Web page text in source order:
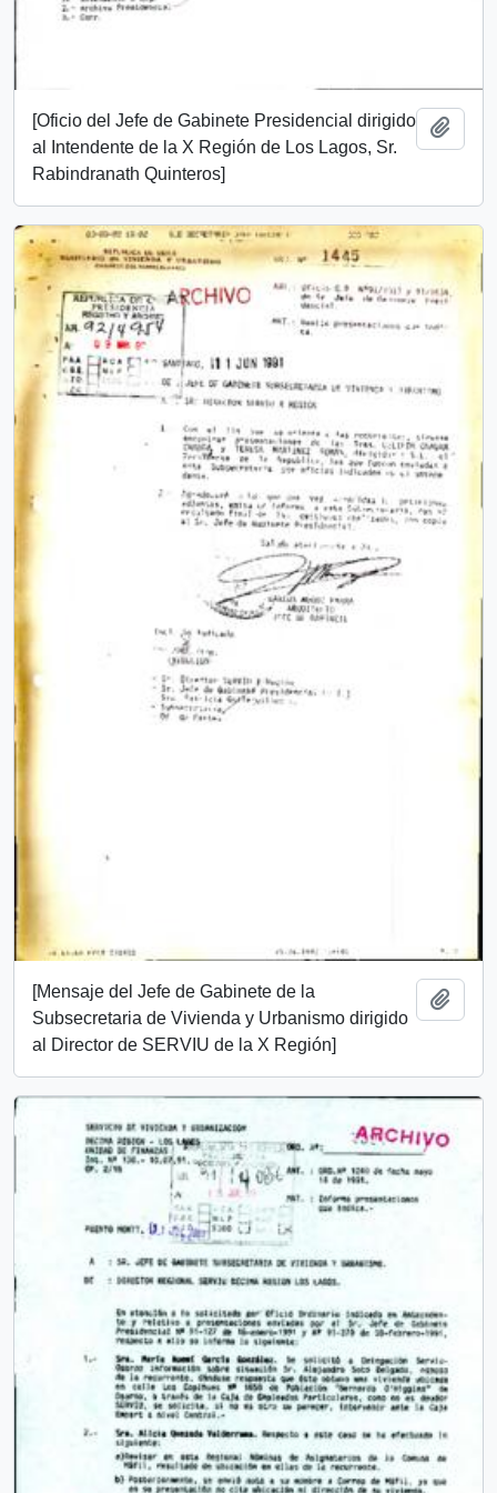
[Oficio del Jefe de Gabinete Presidencial dirigido
al Intendente de la X Región de Los Lagos, Sr.
Rabindranath Quinteros]
[Mensaje del Jefe de Gabinete de la
Subsecretaria de Vivienda y Urbanismo dirigido
al Director de SERVIU de la X Región]